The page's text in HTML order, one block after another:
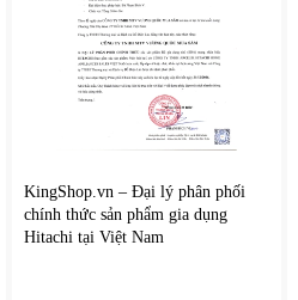
KingShop.vn – Đại lý phân phối
chính thức sản phẩm gia dụng
Hitachi tại Việt Nam